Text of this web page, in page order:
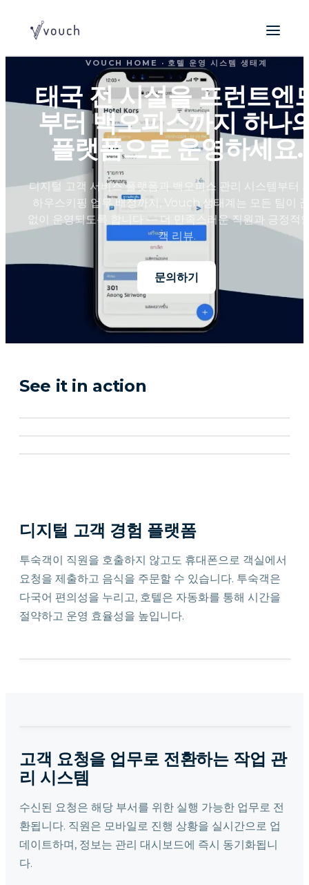
VOUCH HOME · 호텔 운영 시스템 생태계
태국 전 시설을 프런트엔
부터 백오피스까지 하나
플랫폼으로 운영하세요.
디지털 고객 서비스 플랫폼과 백오피스 관리 시스템부터
하우스키핑 업무 배정까지, Vouch 생태계는 모든 팀이
없이 운영되도록 합니다 — 더 만족스러운 직원과 긍정적
객 리뷰.
문의하기
See it in action
디지털 고객 경험 플랫폼
투숙객이 직원을 호출하지 않고도 휴대폰으로 객실에서
요청을 제출하고 음식을 주문할 수 있습니다. 투숙객은
다국어 편의성을 누리고, 호텔은 자동화를 통해 시간을
절약하고 운영 효율성을 높입니다.
고객 요청을 업무로 전환하는 작업 관
리 시스템
수신된 요청은 해당 부서를 위한 실행 가능한 업무로 전
환됩니다. 직원은 모바일로 진행 상황을 실시간으로 업
데이트하며, 정보는 관리 대시보드에 즉시 동기화됩니
다.